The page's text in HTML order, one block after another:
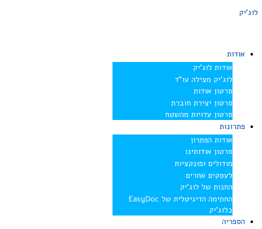
לוג'יק
אודות
אודות לוג’יק
לוג’יק מצילה עו”ד
סרטון אודות
סרטון יצירת חוברת
סרטון עדויות מהשטח
פתרונות
אודות הפתרון
סרטון אודותינו
מודולים ופונקציות
לעסקים אחרים
החנות של לוג’יק
החתימה הדיגיטלית של EasyDoc
בלוג’יק
הספריה